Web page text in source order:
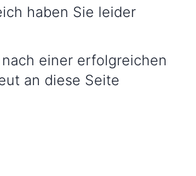
haben Sie leider
einer erfolgreichen
an diese Seite